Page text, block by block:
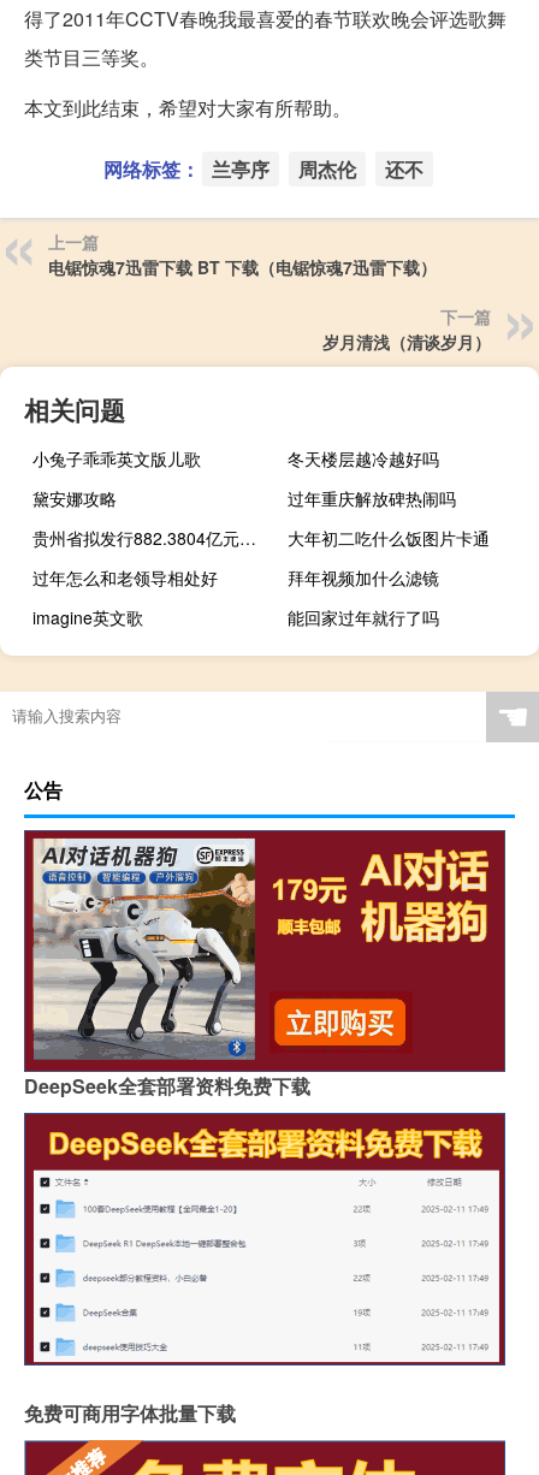
得了2011年CCTV春晚我最喜爱的春节联欢晚会评选歌舞
类节目三等奖。
本文到此结束，希望对大家有所帮助。
网络标签： 兰亭序 周杰伦 还不
上一篇
电锯惊魂7迅雷下载 BT 下载（电锯惊魂7迅雷下载）
下一篇
岁月清浅（清谈岁月）
相关问题
小兔子乖乖英文版儿歌
冬天楼层越冷越好吗
黛安娜攻略
过年重庆解放碑热闹吗
贵州省拟发行882.3804亿元特殊再融资债券
大年初二吃什么饭图片卡通
过年怎么和老领导相处好
拜年视频加什么滤镜
imagine英文歌
能回家过年就行了吗
☚
公告
DeepSeek全套部署资料免费下载
免费可商用字体批量下载